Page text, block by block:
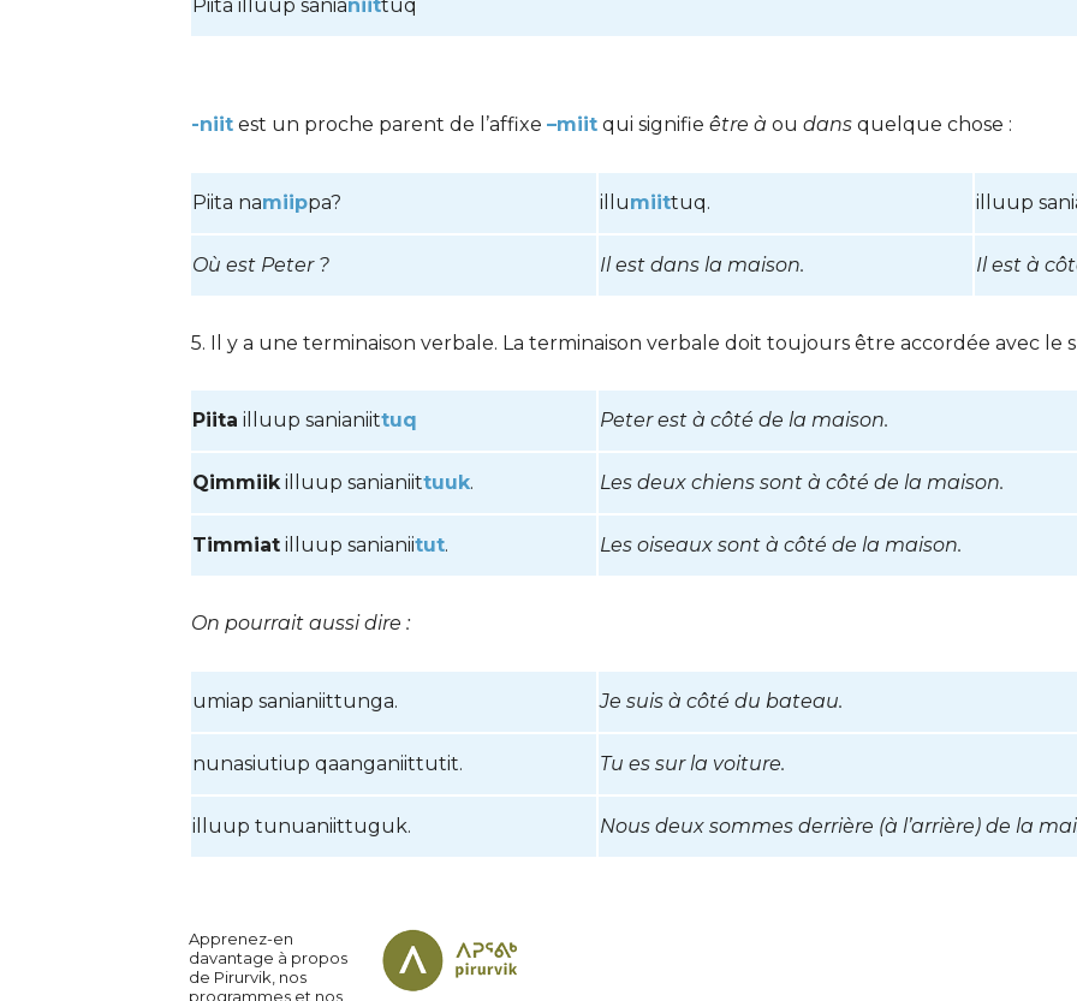
Piita illuup sanianiittuq
-niit est un proche parent de l’affixe –miit qui signifie être à ou dans quelque chose :
Piita namiippa? illumiittuq. illuup
Où est Peter ? Il est dans la maison. Il est à
5. Il y a une terminaison verbale. La terminaison verbale doit toujours être accordée avec le
Piita illuup sanianiittuq Peter est à côté de la maison.
Qimmiikilluup sanianiittuuk. Les deux chiens sont à côté de la maison.
Timmiat illuup sanianiitut. Les oiseaux sont à côté de la maison.
On pourrait aussi dire :
umiap sanianiittunga. Je suis à côté du bateau.
nunasiutiup qaanganiittutit. Tu es sur la voiture.
illuup tunuaniittuguk. Nous deux sommes derrière (à l’arrière) de la
Apprenez-en
davantage à propos
de Pirurvik, nos
programmes et nos